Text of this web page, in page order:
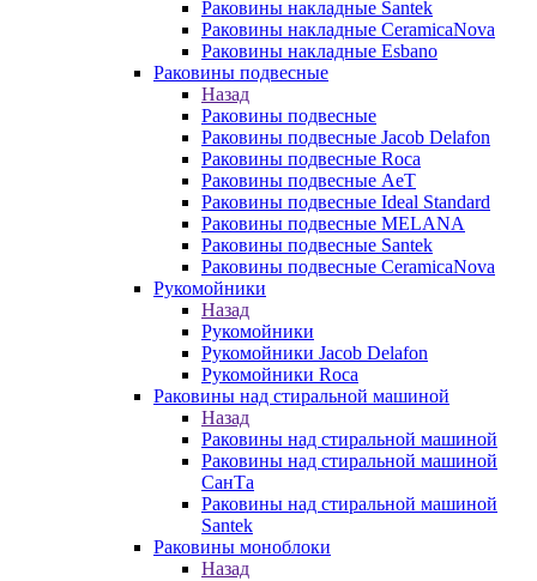
Раковины накладные Santek
Раковины накладные CeramicaNova
Раковины накладные Esbano
Раковины подвесные
Назад
Раковины подвесные
Раковины подвесные Jacob Delafon
Раковины подвесные Roca
Раковины подвесные AeT
Раковины подвесные Ideal Standard
Раковины подвесные MELANA
Раковины подвесные Santek
Раковины подвесные CeramicaNova
Рукомойники
Назад
Рукомойники
Рукомойники Jacob Delafon
Рукомойники Roca
Раковины над стиральной машиной
Назад
Раковины над стиральной машиной
Раковины над стиральной машиной
СанТа
Раковины над стиральной машиной
Santek
Раковины моноблоки
Назад